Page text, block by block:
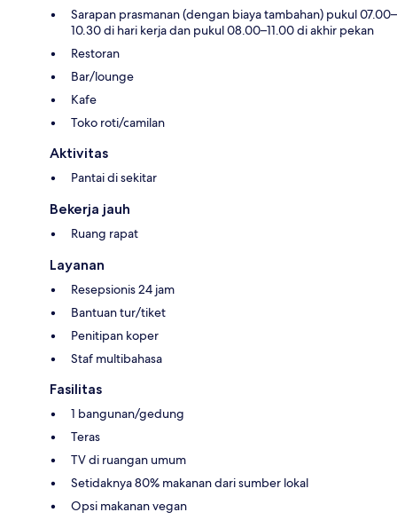
Sarapan prasmanan (dengan biaya tambahan) pukul 07.00–
10.30 di hari kerja dan pukul 08.00–11.00 di akhir pekan
Restoran
Bar/lounge
Kafe
Toko roti/camilan
Aktivitas
Pantai di sekitar
Bekerja jauh
Ruang rapat
Layanan
Resepsionis 24 jam
Bantuan tur/tiket
Penitipan koper
Staf multibahasa
Fasilitas
1 bangunan/gedung
Teras
TV di ruangan umum
Setidaknya 80% makanan dari sumber lokal
Opsi makanan vegan